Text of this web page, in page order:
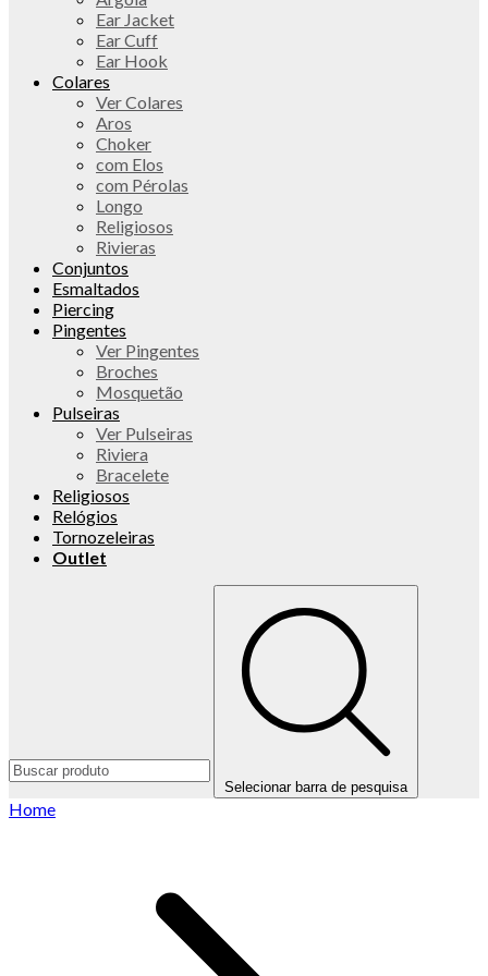
Ear Jacket
Ear Cuff
Ear Hook
Colares
Ver Colares
Aros
Choker
com Elos
com Pérolas
Longo
Religiosos
Rivieras
Conjuntos
Esmaltados
Piercing
Pingentes
Ver Pingentes
Broches
Mosquetão
Pulseiras
Ver Pulseiras
Riviera
Bracelete
Religiosos
Relógios
Tornozeleiras
Outlet
Selecionar barra de pesquisa
Home